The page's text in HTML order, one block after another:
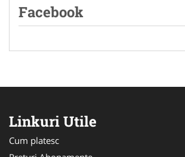
Facebook
Linkuri Utile
Cum platesc